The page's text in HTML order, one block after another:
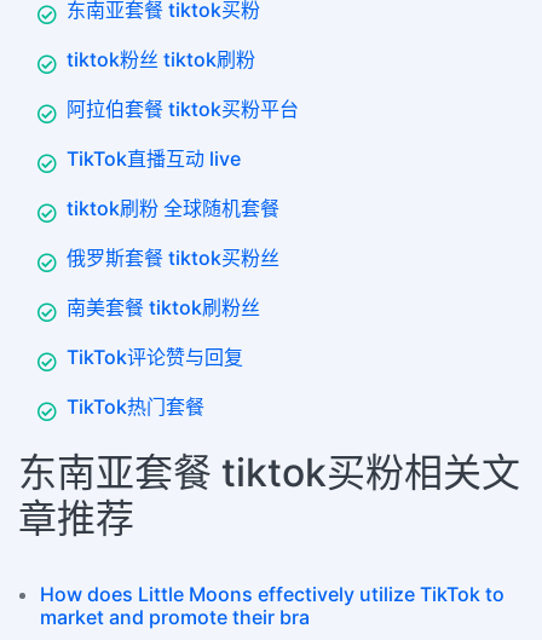
东南亚套餐 tiktok买粉
tiktok粉丝 tiktok刷粉
阿拉伯套餐 tiktok买粉平台
TikTok直播互动 live
tiktok刷粉 全球随机套餐
俄罗斯套餐 tiktok买粉丝
南美套餐 tiktok刷粉丝
TikTok评论赞与回复
TikTok热门套餐
东南亚套餐 tiktok买粉相关文
章推荐
How does Little Moons effectively utilize TikTok to
market and promote their bra